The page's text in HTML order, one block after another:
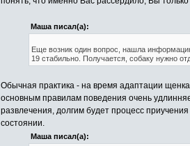
Маша писал(а):
Еще возник один вопрос, нашла
19 стабильно. Получается, собаку нужно
Обычная практика - на время адаптации
основным правилам поведения очень
развлечения, долгим будет процесс
состоянии.
Маша писал(а):